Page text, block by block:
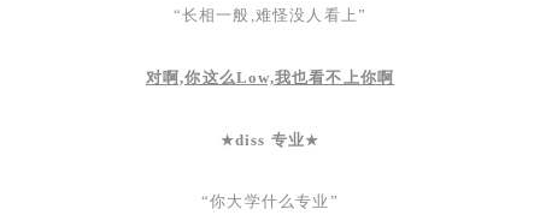
“长相一般 难怪没人看上”
对啊,你这么Low,我也看不上你啊
★diss 专业★
“你大学什么专业”